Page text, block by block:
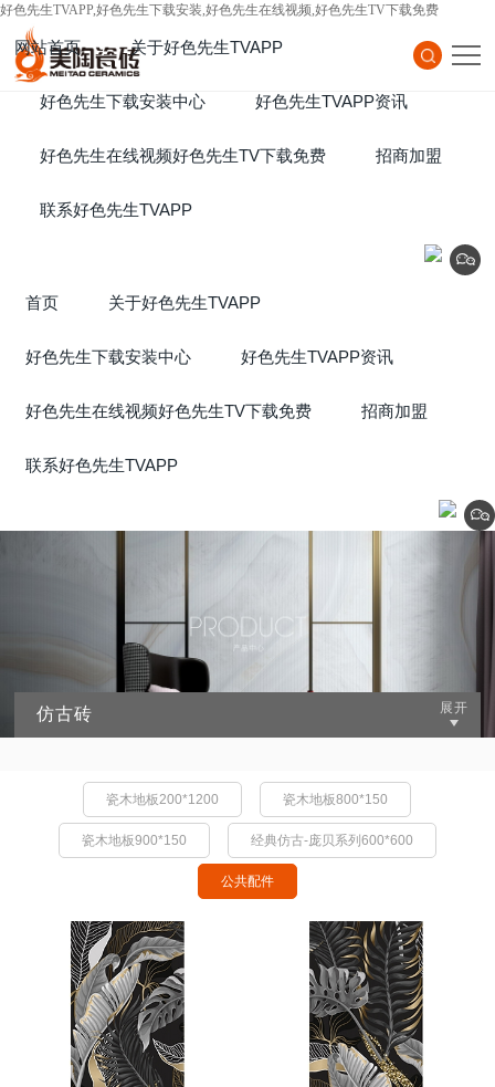
好色先生TVAPP,好色先生下载安装,好色先生在线视频,好色先生TV下载免费
网站首页
Home
关于好色先生TVAPP
About Us
好色先生下载安装中心
Products
好色先生TVAPP资讯
News
好色先生在线视频好色先生TV下载免费
Project
招商加盟
联系好色先生TVAPP
首页 关于好色先生TVAPP
好色先生下载安装中心 好色先生TVAPP资讯
好色先生在线视频好色先生TV下载免费 招商加盟
联系好色先生TVAPP
仿古砖
瓷木地板200*1200 瓷木地板800*150
瓷木地板900*150 经典仿古-庞贝系列600*600
公共配件